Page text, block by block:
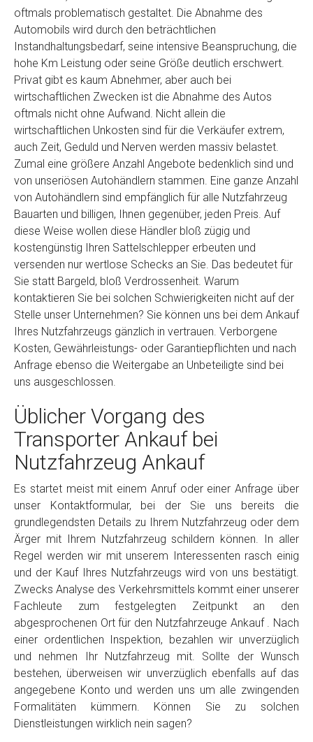
oftmals problematisch gestaltet. Die Abnahme des
Automobils wird durch den beträchtlichen
Instandhaltungsbedarf, seine intensive Beanspruchung, die
hohe Km Leistung oder seine Größe deutlich erschwert.
Privat gibt es kaum Abnehmer, aber auch bei
wirtschaftlichen Zwecken ist die Abnahme des Autos
oftmals nicht ohne Aufwand. Nicht allein die
wirtschaftlichen Unkosten sind für die Verkäufer extrem,
auch Zeit, Geduld und Nerven werden massiv belastet.
Zumal eine größere Anzahl Angebote bedenklich sind und
von unseriösen Autohändlern stammen. Eine ganze Anzahl
von Autohändlern sind empfänglich für alle Nutzfahrzeug
Bauarten und billigen, Ihnen gegenüber, jeden Preis. Auf
diese Weise wollen diese Händler bloß zügig und
kostengünstig Ihren Sattelschlepper erbeuten und
versenden nur wertlose Schecks an Sie. Das bedeutet für
Sie statt Bargeld, bloß Verdrossenheit. Warum
kontaktieren Sie bei solchen Schwierigkeiten nicht auf der
Stelle unser Unternehmen? Sie können uns bei dem Ankauf
Ihres Nutzfahrzeugs gänzlich in vertrauen. Verborgene
Kosten, Gewährleistungs- oder Garantiepflichten und nach
Anfrage ebenso die Weitergabe an Unbeteiligte sind bei
uns ausgeschlossen.
Üblicher Vorgang des
Transporter Ankauf bei
Nutzfahrzeug Ankauf
Es startet meist mit einem Anruf oder einer Anfrage über
unser Kontaktformular, bei der Sie uns bereits die
grundlegendsten Details zu Ihrem Nutzfahrzeug oder dem
Ärger mit Ihrem Nutzfahrzeug schildern können. In aller
Regel werden wir mit unserem Interessenten rasch einig
und der Kauf Ihres Nutzfahrzeugs wird von uns bestätigt.
Zwecks Analyse des Verkehrsmittels kommt einer unserer
Fachleute zum festgelegten Zeitpunkt an den
abgesprochenen Ort für den Nutzfahrzeuge Ankauf . Nach
einer ordentlichen Inspektion, bezahlen wir unverzüglich
und nehmen Ihr Nutzfahrzeug mit. Sollte der Wunsch
bestehen, überweisen wir unverzüglich ebenfalls auf das
angegebene Konto und werden uns um alle zwingenden
Formalitäten kümmern. Können Sie zu solchen
Dienstleistungen wirklich nein sagen?